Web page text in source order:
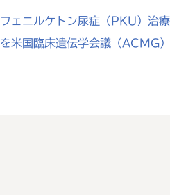
フェニルケトン尿症（PKU）治
を米国臨床遺伝学会議（ACMG